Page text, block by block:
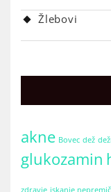
Žlebovi
akne Bovec dež
glukozamin
zdravje iskanje